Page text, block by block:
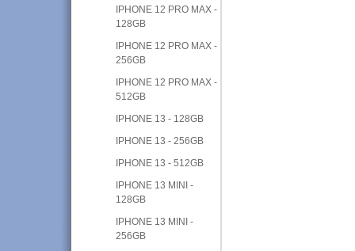
IPHONE 12 PRO MAX -
128GB
IPHONE 12 PRO MAX -
256GB
IPHONE 12 PRO MAX -
512GB
IPHONE 13 - 128GB
IPHONE 13 - 256GB
IPHONE 13 - 512GB
IPHONE 13 MINI -
128GB
IPHONE 13 MINI -
256GB